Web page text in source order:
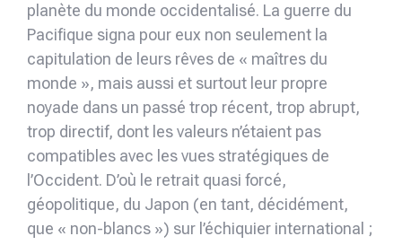
planète du monde occidentalisé. La guerre du
Pacifique signa pour eux non seulement la
capitulation de leurs rêves de « maîtres du
monde », mais aussi et surtout leur propre
noyade dans un passé trop récent, trop abrupt,
trop directif, dont les valeurs n’étaient pas
compatibles avec les vues stratégiques de
l’Occident. D’où le retrait quasi forcé,
géopolitique, du Japon (en tant, décidément,
que « non-blancs ») sur l’échiquier international ;